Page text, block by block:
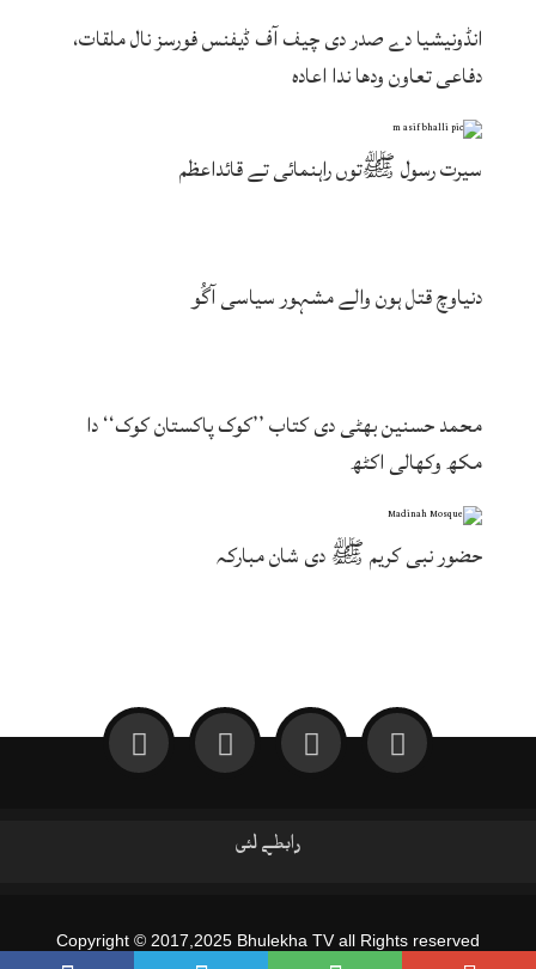
انڈونیشیا دے صدر دی چیف آف ڈیفنس فورسز نال ملقات،
دفاعی تعاون ودھا ندا اعادہ
سیرت رسول ﷺتوں راہنمائی تے قائداعظم
دنیاوچ قتل ہون والے مشہور سیاسی آگُو
محمد حسنین بھٹی دی کتاب ’’کوک پاکستان کوک‘‘ دا
مکھ وکھالی اکٹھ
حضور نبی کریم ﷺ دی شان مبارکہ
رابطے لئی
Copyright © 2017,2025 Bhulekha TV all Rights reserved